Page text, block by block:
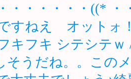
・・・・・・((*
ですねえ オット
キフキ シテシテ
そうだね。。この